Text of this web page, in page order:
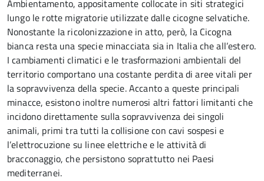
Ambientamento, appositamente collocate in siti strategici
lungo le rotte migratorie utilizzate dalle cicogne selvatiche.
Nonostante la ricolonizzazione in atto, però, la Cicogna
bianca resta una specie minacciata sia in Italia che all’estero.
I cambiamenti climatici e le trasformazioni ambientali del
territorio comportano una costante perdita di aree vitali per
la sopravvivenza della specie. Accanto a queste principali
minacce, esistono inoltre numerosi altri fattori limitanti che
incidono direttamente sulla sopravvivenza dei singoli
animali, primi tra tutti la collisione con cavi sospesi e
l’elettrocuzione su linee elettriche e le attività di
bracconaggio, che persistono soprattutto nei Paesi
mediterranei.